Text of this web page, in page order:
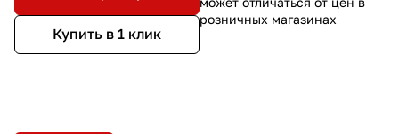
Купить в 1 клик
розничных магазинах